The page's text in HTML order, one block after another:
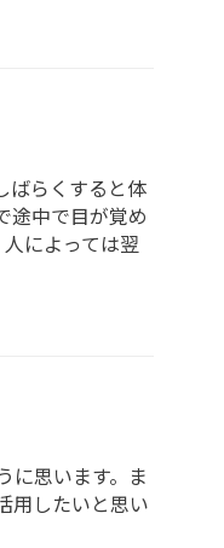
ばらくすると体
途中で目が覚め
によっては翌
に思います。ま
用したいと思い